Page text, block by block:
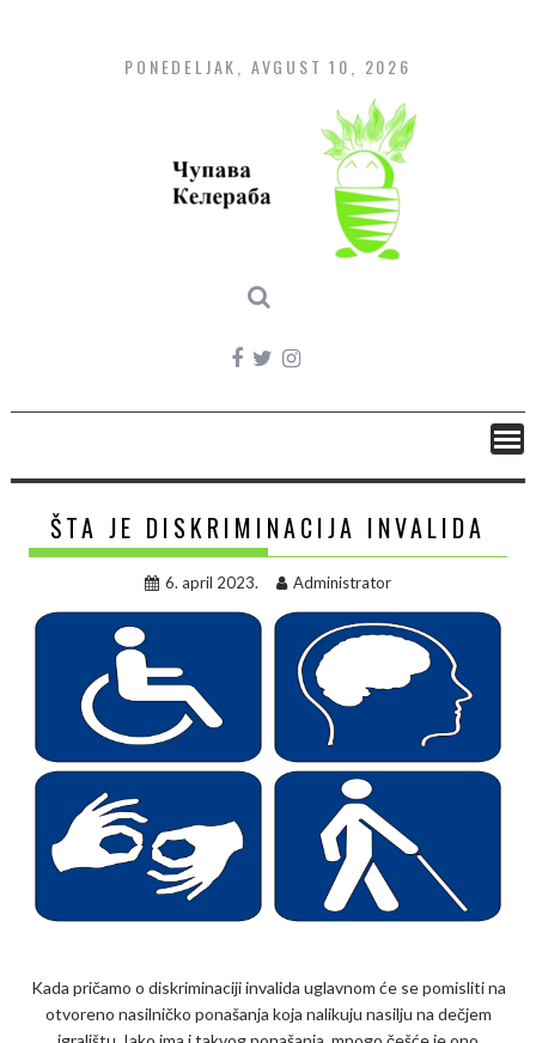
content
PONEDELJAK, AVGUST 10, 2026
ŠTA JE DISKRIMINACIJA INVALIDA
6. april 2023. Administrator
Kada pričamo o diskriminaciji invalida uglavnom će se pomisliti na
otvoreno nasilničko ponašanja koja nalikuju nasilju na dečjem